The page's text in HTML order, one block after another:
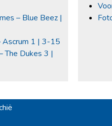
– Blue Beez |
1 | 3-15
Dukes 3 |